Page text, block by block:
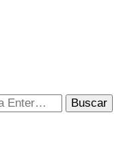
donde pongo en
pocos sabemos cómo
contigo las cosas
o creo que